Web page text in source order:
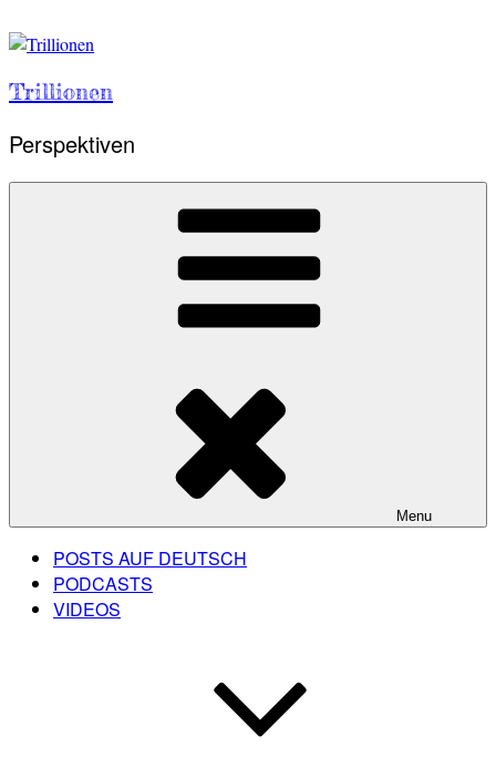
to
Trillionen
Perspektiven
Menu
POSTS AUF DEUTSCH
PODCASTS
VIDEOS